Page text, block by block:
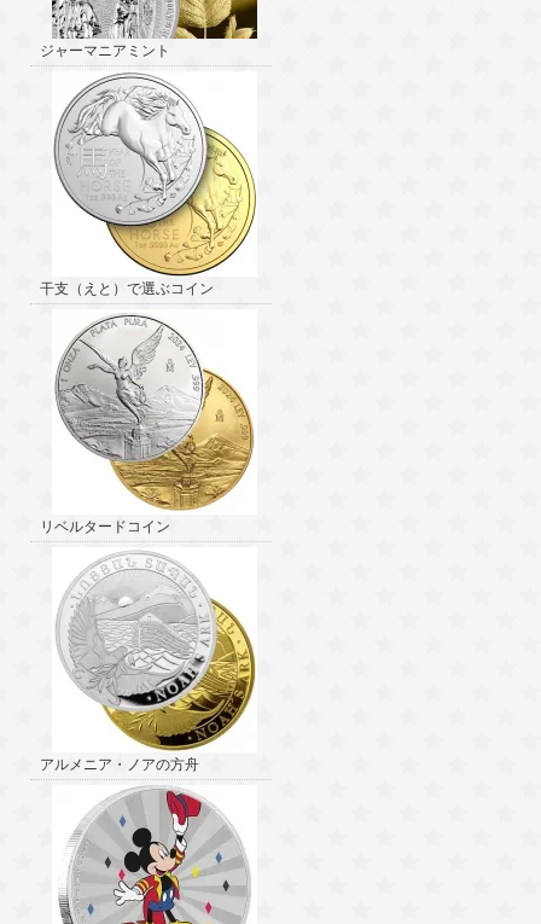
ジャーマニアミント
干支（えと）で選ぶコイン
リベルタードコイン
アルメニア・ノアの方舟